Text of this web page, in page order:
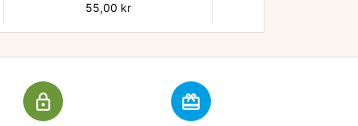
Pris
55,00 kr
lock_outline redeem